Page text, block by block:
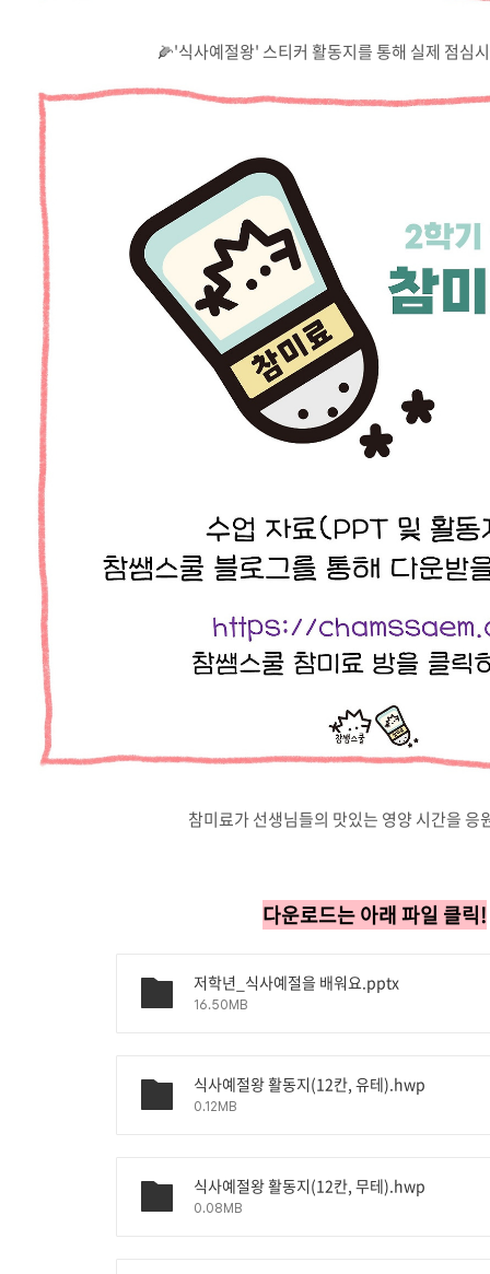
🌽'식사예절왕' 스티커 활동지를 통해 실제 점심
참미료가 선생님들의 맛있는 영양 시간을 응
다운로드는 아래 파일 클릭!
저학년_식사예절을 배워요.pptx
16.50MB
식사예절왕 활동지(12칸, 유테).hwp
0.12MB
식사예절왕 활동지(12칸, 무테).hwp
0.08MB